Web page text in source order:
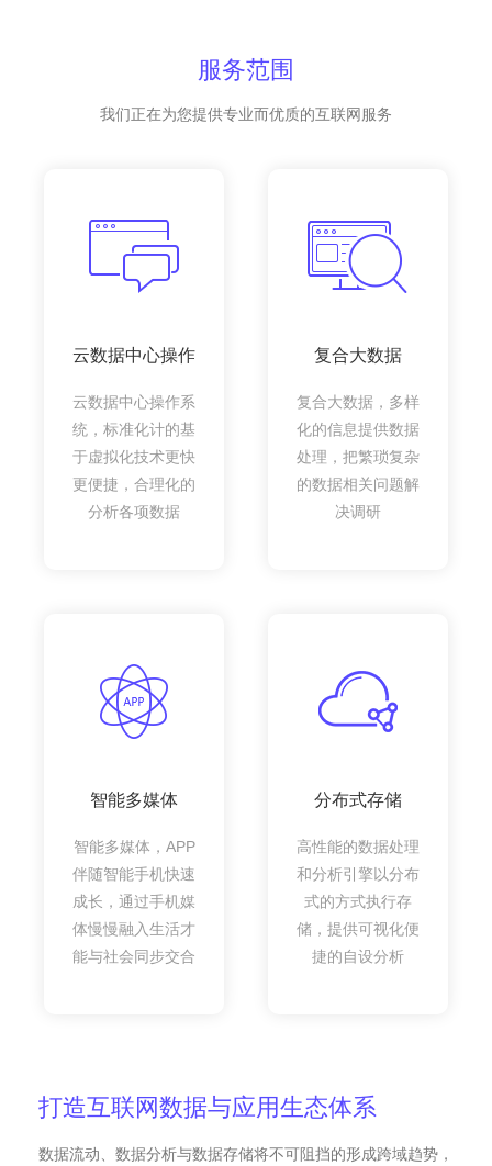
服务范围
我们正在为您提供专业而优质的互联网服务
云数据中心操作
云数据中心操作系
统，标准化计的基
于虚拟化技术更快
更便捷，合理化的
分析各项数据
复合大数据
复合大数据，多样
化的信息提供数据
处理，把繁琐复杂
的数据相关问题解
决调研
智能多媒体
智能多媒体，APP
伴随智能手机快速
成长，通过手机媒
体慢慢融入生活才
能与社会同步交合
分布式存储
高性能的数据处理
和分析引擎以分布
式的方式执行存
储，提供可视化便
捷的自设分析
打造互联网数据与应用生态体系
数据流动、数据分析与数据存储将不可阻挡的形成跨域趋势，